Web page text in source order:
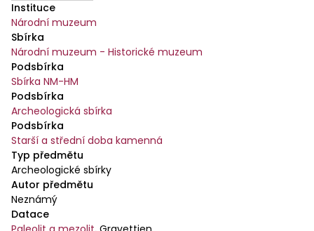
Instituce
Národní muzeum
Sbírka
Národní muzeum - Historické muzeum
Podsbírka
Sbírka NM-HM
Podsbírka
Archeologická sbírka
Podsbírka
Starší a střední doba kamenná
Typ předmětu
Archeologické sbírky
Autor předmětu
Neznámý
Datace